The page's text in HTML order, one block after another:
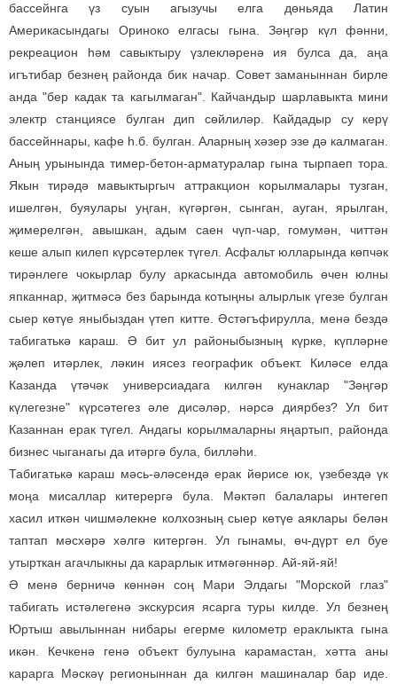
бассейнга үз суын агызучы елга дөньяда Латин
Америкасындагы Ориноко елгасы гына. Зәңгәр күл фәнни,
рекреацион һәм савыктыру үзлекләренә ия булса да, аңа
игътибар безнең районда бик начар. Совет заманыннан бирле
анда "бер кадак та кагылмаган". Кайчандыр шарлавыкта мини
электр станциясе булган дип сөйлиләр. Кайдадыр су керү
бассейннары, кафе һ.б. булган. Аларның хәзер эзе дә калмаган.
Аның урынында тимер-бетон-арматуралар гына тырпаеп тора.
Якын тирәдә мавыктыргыч аттракцион корылмалары тузган,
ишелгән, буяулары уңган, күгәргән, сынган, ауган, ярылган,
җимерелгән, авышкан, адым саен чүп-чар, гомумән, читтән
кеше алып килеп күрсәтерлек түгел. Асфальт юлларында көпчәк
тирәнлеге чокырлар булу аркасында автомобиль өчен юлны
япканнар, җитмәсә без барында котыңны алырлык үгезе булган
сыер көтүе яныбыздан үтеп китте. Әстәгъфирулла, менә бездә
табигатькә караш. Ә бит ул районыбызның күрке, күпләрне
җәлеп итәрлек, ләкин иясез географик объект. Киләсе елда
Казанда үтәчәк универсиадага килгән кунаклар "Зәңгәр
күлегезне" күрсәтегез әле дисәләр, нәрсә диярбез? Ул бит
Казаннан ерак түгел. Андагы корылмаларны яңартып, районда
бизнес чыганагы да итәргә була, билләһи.
Табигатькә караш мәсь-әләсендә ерак йөрисе юк, үзебездә үк
моңа мисаллар китерергә була. Мәктәп балалары интегеп
хасил иткән чишмәлекне колхозның сыер көтүе аяклары белән
таптап мәсхәрә хәлгә китергән. Ул гынамы, өч-дүрт ел буе
утырткан агачлыкны да карарлык итмәгәннәр. Ай-яй-яй!
Ә менә берничә көннән соң Мари Элдагы "Морской глаз"
табигать истәлегенә экскурсия ясарга туры килде. Ул безнең
Юртыш авылыннан нибары егерме километр ераклыкта гына
икән. Кечкенә генә объект булуына карамастан, хәтта аны
карарга Мәскәү регионыннан да килгән машиналар бар иде.